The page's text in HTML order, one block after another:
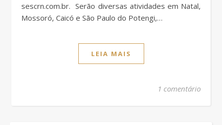
sescrn.com.br. Serão diversas atividades em Natal,
Mossoró, Caicó e São Paulo do Potengi,…
LEIA MAIS
1 comentário